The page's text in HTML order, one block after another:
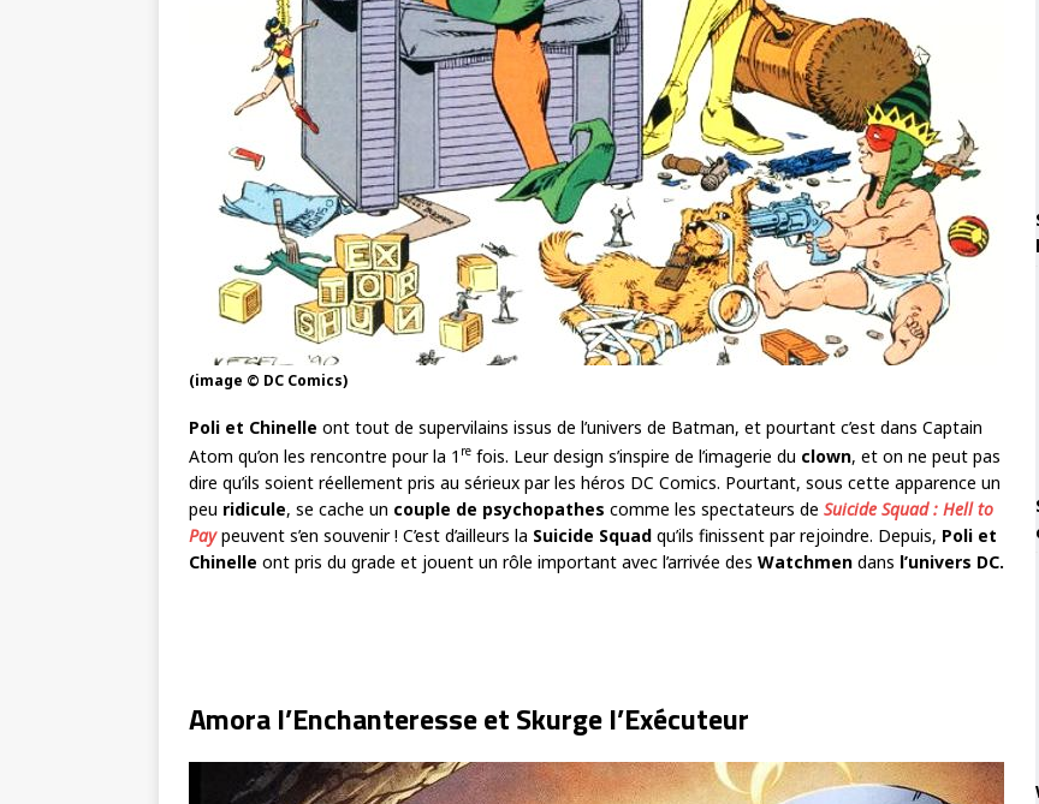
(image © DC Comics)
Poli et Chinelle ont tout de supervilains issus de l’univers de Batman, et pourtant c’est dans Captain
Atom qu’on les rencontre pour la 1 re fois. Leur design s’inspire de l’imagerie du clown, et on ne peut pas
dire qu’ils soient réellement pris au sérieux par les héros DC Comics. Pourtant, sous cette apparence un
peu ridicule, se cache un couple de psychopathes comme les spectateurs de Suicide Squad : Hell to
Paypeuvent s’en souvenir ! C’est d’ailleurs la Suicide Squad qu’ils finissent par rejoindre. Depuis, Poli et
Chinelle ont pris du grade et jouent un rôle important avec l’arrivée des Watchmen dans l’univers DC.
Amora l’Enchanteresse et Skurge l’Exécuteur